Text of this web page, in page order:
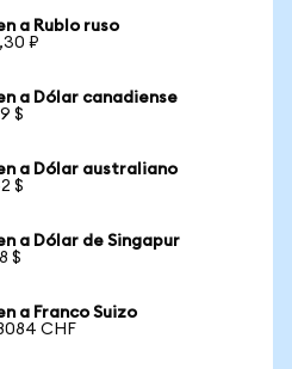
a Rublo ruso
₽
a Dólar canadiense
$
a Dólar australiano
$
a Dólar de Singapur
$
a Franco Suizo
CHF